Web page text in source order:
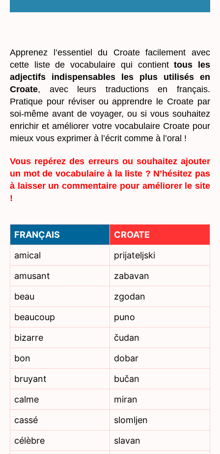
Apprenez l’essentiel du Croate facilement avec
cette liste de vocabulaire qui contienttous les
adjectifs indispensables les plus utilisés en
Croate, avec leurs traductions en français.
Pratique pour réviser ou apprendre le Croate par
soi-même avant de voyager, ou si vous souhaitez
enrichir et améliorer votre vocabulaire Croate pour
mieux vous exprimer à l’écrit comme à l’oral !
Vous repérez des erreurs ou souhaitez ajouter
un mot de vocabulaire à la liste ? N’hésitez pas
à laisser un commentaire pour améliorer le site
!
FRANÇAIS
CROATE
amical
prijateljski
amusant
zabavan
beau
zgodan
beaucoup
puno
bizarre
čudan
bon
dobar
bruyant
bučan
calme
miran
cassé
slomljen
célèbre
slavan